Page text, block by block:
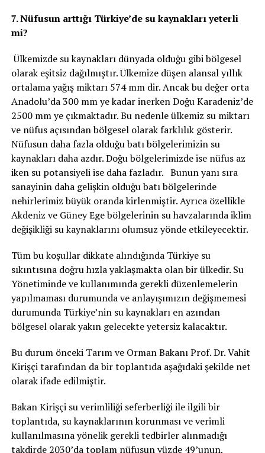
7. Nüfusun arttığı Türkiye’de su kaynakları yeterli
mi?
Ülkemizde su kaynakları dünyada olduğu gibi bölgesel
olarak eşitsiz dağılmıştır. Ülkemize düşen alansal yıllık
ortalama yağış miktarı 574 mm dir. Ancak bu değer orta
Anadolu’da 300 mm ye kadar inerken Doğu Karadeniz’de
2500 mm ye çıkmaktadır. Bu nedenle ülkemiz su miktarı
ve nüfus açısından bölgesel olarak farklılık gösterir.
Nüfusun daha fazla olduğu batı bölgelerimizin su
kaynakları daha azdır. Doğu bölgelerimizde ise nüfus az
iken su potansiyeli ise daha fazladır. Bunun yanı sıra
sanayinin daha gelişkin olduğu batı bölgelerinde
nehirlerimiz büyük oranda kirlenmiştir. Ayrıca özellikle
Akdeniz ve Güney Ege bölgelerinin su havzalarında iklim
değişikliği su kaynaklarını olumsuz yönde etkileyecektir.
Tüm bu koşullar dikkate alındığında Türkiye su
sıkıntısına doğru hızla yaklaşmakta olan bir ülkedir. Su
Yönetiminde ve kullanımında gerekli düzenlemelerin
yapılmaması durumunda ve anlayışımızın değişmemesi
durumunda Türkiye’nin su kaynakları en azından
bölgesel olarak yakın gelecekte yetersiz kalacaktır.
Bu durum önceki Tarım ve Orman Bakanı Prof. Dr. Vahit
Kirişçi tarafından da bir toplantıda aşağıdaki şekilde net
olarak ifade edilmiştir.
Bakan Kirişçi su verimliliği seferberliği ile ilgili bir
toplantıda, su kaynaklarının korunması ve verimli
kullanılmasına yönelik gerekli tedbirler alınmadığı
takdirde 2030’da toplam nüfusun yüzde 49’unun,